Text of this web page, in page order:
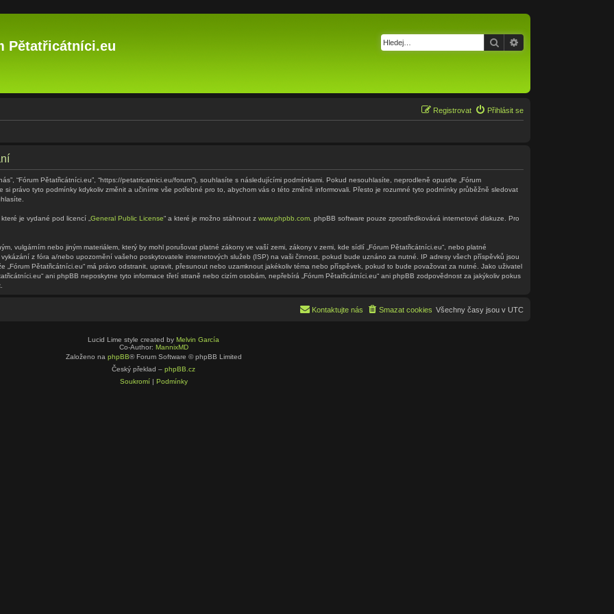
Pětatřicátníci.eu Hledat
Přihlásit se
Registrovat
“Fórum Pětatřicátníci.eu”, “https://petatricatnici.eu/forum”), souhlasíte s následujícími podmínkami. Pokud nesouhlasíte, neprodleně opusťte „Fórum
právo tyto podmínky kdykoliv změnit a učiníme vše potřebné pro to, abychom vás o této změně informovali. Přesto je rozumné tyto podmínky průběžně sledovat
je vydané pod licencí „ General Public License“ a které je možno stáhnout z www.phpbb.com . phpBB software pouze zprostředkovává internetové diskuze. Pro
vulgárním nebo jiným materiálem, který by mohl porušovat platné zákony ve vaší zemi, zákony v zemi, kde sídlí „Fórum Pětatřicátníci.eu“, nebo platné
z fóra a/nebo upozornění vašeho poskytovatele internetových služeb (ISP) na vaši činnost, pokud bude uznáno za nutné. IP adresy všech příspěvků jsou
Pětatřicátníci.eu“ má právo odstranit, upravit, přesunout nebo uzamknout jakékoliv téma nebo příspěvek, pokud to bude považovat za nutné. Jako uživatel
ani phpBB neposkytne tyto informace třetí straně nebo cizím osobám, nepřebírá „Fórum Pětatřicátníci.eu“ ani phpBB zodpovědnost za jakýkoliv pokus
Všechny časy jsou v UTC
Smazat cookies
Kontaktujte nás
Lucid Lime style created by Melvin García
Co-Author: MannixMD
Založeno na phpBB® Forum Software © phpBB Limited
Český překlad – phpBB.cz
Soukromí| Podmínky